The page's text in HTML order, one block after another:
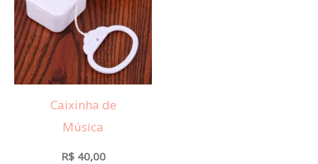
Caixinha de
Música
R$40,00